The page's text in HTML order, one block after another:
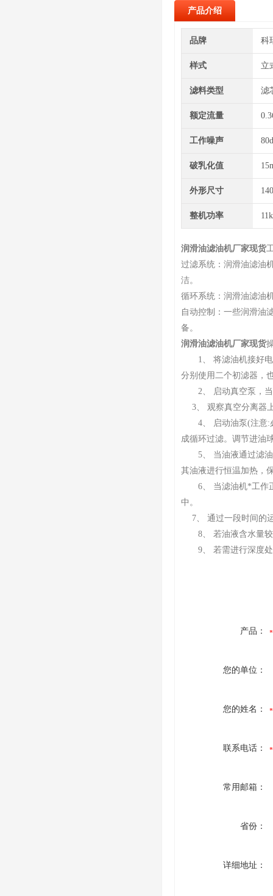
产品介绍
品牌 科
样式 立
滤料类型 滤
额定流量
工作噪声
破乳化值
外形尺寸
整机功率
润滑油滤油机厂家现货
过滤系统：润滑油滤油
洁。
循环系统：润滑油滤油
自动控制：一些润滑油
备。
润滑油滤油机厂家现货
1、 将滤油机接好电
分别使用二个初滤器，
2、 启动真空泵，当
3、 观察真空分离器
4、 启动油泵(注意:必
成循环过滤。调节进油
5、 当油液通过滤油
其油液进行恒温加热，
6、 当滤油机*工作正
中。
7、 通过一段时间的
8、 若油液含水量较
9、 若需进行深度处
产品：
您的单位：
您的姓名：
联系电话：
常用邮箱：
省份：
详细地址：